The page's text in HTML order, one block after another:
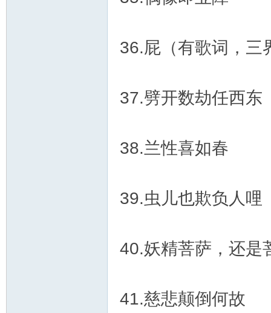
36.屁（有歌词，三
37.劈开数劫任西东
38.兰性喜如春
39.虫儿也欺负人哩
40.妖精菩萨，还是
41.慈悲颠倒何故